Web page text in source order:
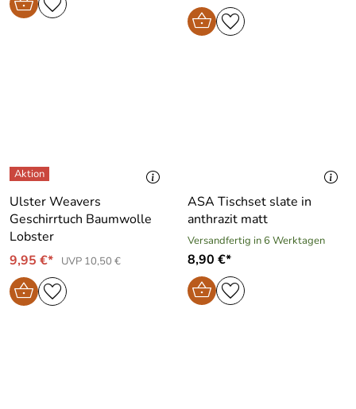
Ulster Weavers
Geschirrtuch Baumwolle
Lobster
9,95 €*
UVP 10,50 €
ASA Tischset slate in
anthrazit matt
Versandfertig in 6 Werktagen
8,90 €*